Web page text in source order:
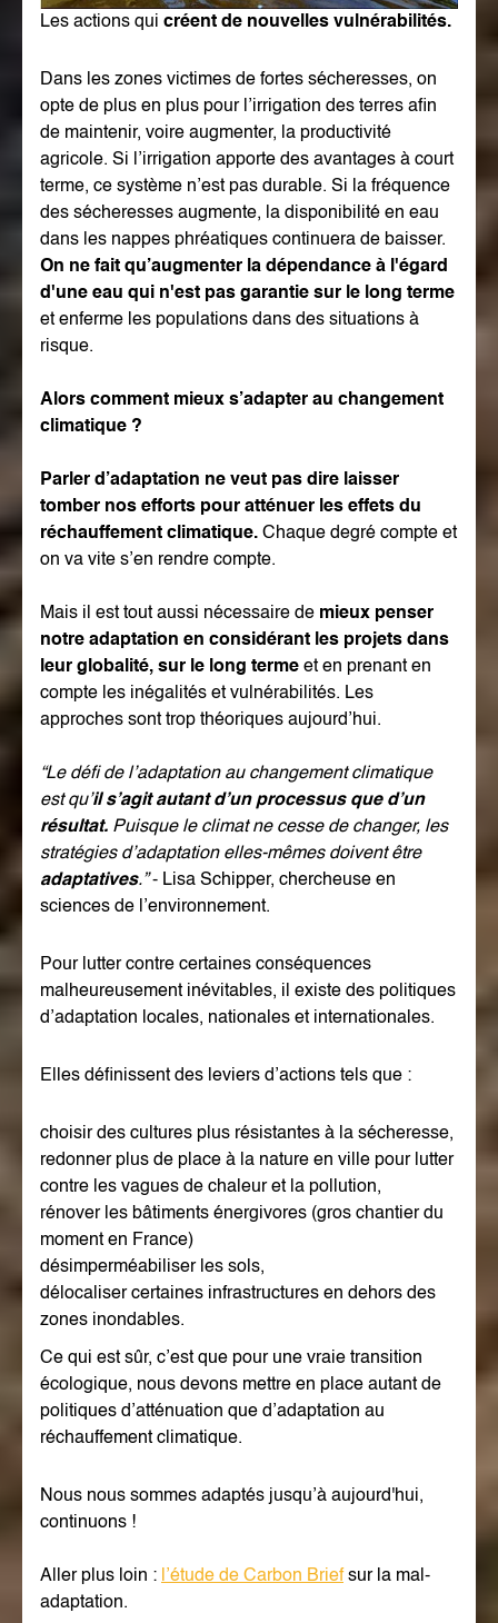
Les actions qui créent de nouvelles vulnérabilités.
Dans les zones victimes de fortes sécheresses, on
opte de plus en plus pour l’irrigation des terres afin
de maintenir, voire augmenter, la productivité
agricole. Si l’irrigation apporte des avantages à court
terme, ce système n’est pas durable. Si la fréquence
des sécheresses augmente, la disponibilité en eau
dans les nappes phréatiques continuera de baisser.
On ne fait qu’augmenter la dépendance à l'égard
d'une eau qui n'est pas garantie sur le long terme
et enferme les populations dans des situations à
risque.
Alors comment mieux s’adapter au changement
climatique ?
Parler d’adaptation ne veut pas dire laisser
tomber nos efforts pour atténuer les effets du
réchauffement climatique. Chaque degré compte et
on va vite s’en rendre compte.
Mais il est tout aussi nécessaire de mieux penser
notre adaptation en considérant les projets dans
leur globalité, sur le long terme et en prenant en
compte les inégalités et vulnérabilités. Les
approches sont trop théoriques aujourd’hui.
“Le défi de l’adaptation au changement climatique
est qu’il s’agit autant d’un processus que d’un
résultat. Puisque le climat ne cesse de changer, les
stratégies d’adaptation elles-mêmes doivent être
adaptatives.”- Lisa Schipper, chercheuse en
sciences de l’environnement.
Pour lutter contre certaines conséquences
malheureusement inévitables, il existe des politiques
d’adaptation locales, nationales et internationales.
Elles définissent des leviers d’actions tels que :
choisir des cultures plus résistantes à la sécheresse,
redonner plus de place à la nature en ville pour lutter
contre les vagues de chaleur et la pollution,
rénover les bâtiments énergivores (gros chantier du
moment en France)
désimperméabiliser les sols,
délocaliser certaines infrastructures en dehors des
zones inondables.
Ce qui est sûr, c’est que pour une vraie transition
écologique, nous devons mettre en place autant de
politiques d’atténuation que d’adaptation au
réchauffement climatique.
Nous nous sommes adaptés jusqu’à aujourd'hui,
continuons !
Aller plus loin : l’étude de Carbon Briefsur la mal-
adaptation.